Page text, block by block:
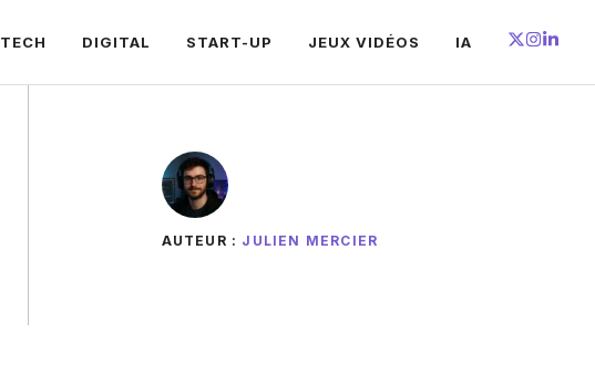
TECH DIGITAL START-UP JEUX VIDÉOS IA
AUTEUR : JULIEN MERCIER